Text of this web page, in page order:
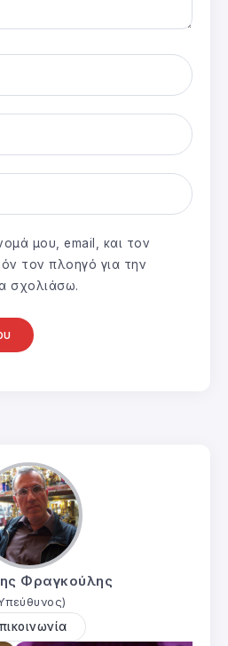
μου, email, και τον
τον πλοηγό για την
σχολιάσω.
Φραγκούλης